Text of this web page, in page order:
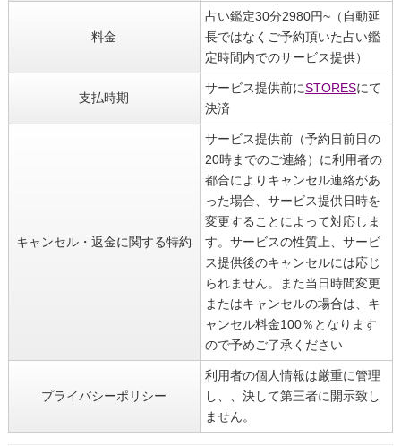
料金
占い鑑定30分2980円~（自動延
長ではなくご予約頂いた占い鑑
定時間内でのサービス提供）
支払時期
サービス提供前にSTORESにて
決済
キャンセル・返金に関する特約
サービス提供前（予約日前日の
20時までのご連絡）に利用者の
都合によりキャンセル連絡があ
った場合、サービス提供日時を
変更することによって対応しま
す。サービスの性質上、サービ
ス提供後のキャンセルには応じ
られません。また当日時間変更
またはキャンセルの場合は、キ
ャンセル料金100％となります
ので予めご了承ください
プライバシーポリシー
利用者の個人情報は厳重に管理
し、、決して第三者に開示致し
ません。